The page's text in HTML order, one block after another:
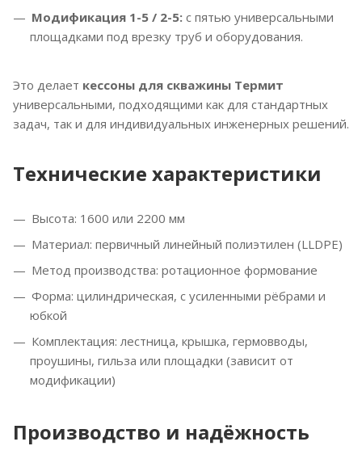
Модификация 1-5 / 2-5: с пятью универсальными
площадками под врезку труб и оборудования.
Это делает кессоны для скважины Термит
универсальными, подходящими как для стандартных
задач, так и для индивидуальных инженерных решений.
Технические характеристики
Высота: 1600 или 2200 мм
Материал: первичный линейный полиэтилен (LLDPE)
Метод производства: ротационное формование
Форма: цилиндрическая, с усиленными рёбрами и
юбкой
Комплектация: лестница, крышка, гермовводы,
проушины, гильза или площадки (зависит от
модификации)
Производство и надёжность